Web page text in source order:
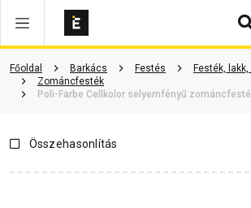
Főoldal Barkács Festés
Festék,
Zománcfesték
Poli-Farbe Cellkolor selyemfényű
Termékinformáció
Összehasonlítás